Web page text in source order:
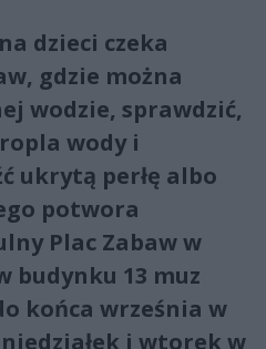
dzieci czeka
gdzie można
wodzie, sprawdzić,
wody i
ukrytą perłę albo
potwora
Plac Zabaw w
budynku 13 muz
końca września w
i wtorek w